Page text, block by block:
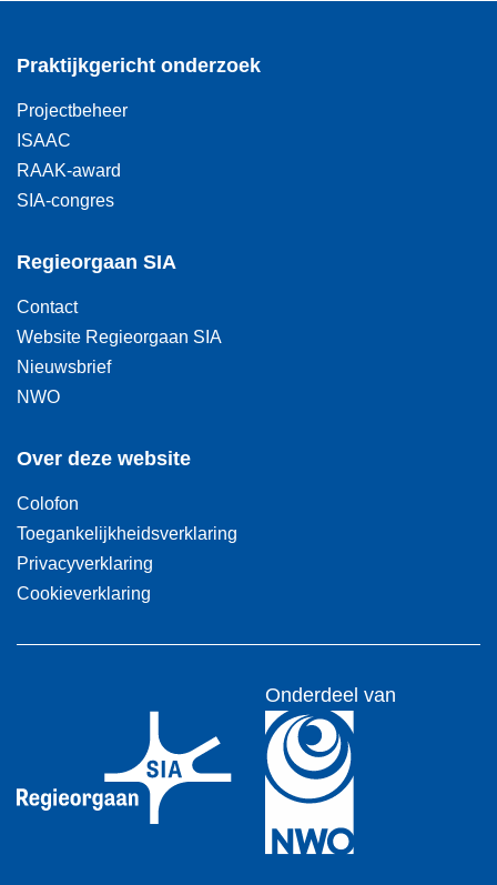
Praktijkgericht onderzoek
Projectbeheer
ISAAC
RAAK-award
SIA-congres
Regieorgaan SIA
Contact
Website Regieorgaan SIA
Nieuwsbrief
NWO
Over deze website
Colofon
Toegankelijkheidsverklaring
Privacyverklaring
Cookieverklaring
Onderdeel van